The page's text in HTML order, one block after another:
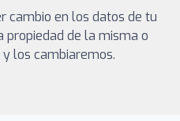
cambio en los datos de tu
de la misma o
los cambiaremos.